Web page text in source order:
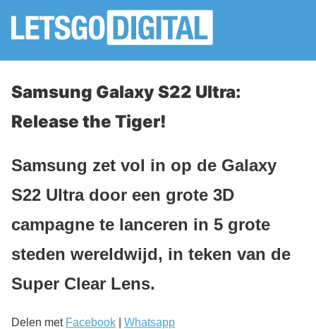
Samsung Galaxy S22 Ultra:
Release the Tiger!
Samsung zet vol in op de Galaxy
S22 Ultra door een grote 3D
campagne te lanceren in 5 grote
steden wereldwijd, in teken van de
Super Clear Lens.
Delen met Facebook Whatsapp